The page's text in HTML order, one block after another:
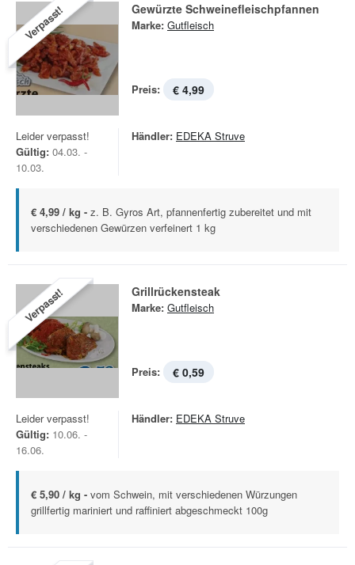
Verpasst! Gewürzte Schweinefleischpfannen
Marke: Gutfleisch
Preis: € 4,99
Leider verpasst!
Gültig: 04.03. -
10.03.
Händler: EDEKA Struve
€ 4,99 / kg - z. B. Gyros Art, pfannenfertig zubereitet und mit
verschiedenen Gewürzen verfeinert 1 kg
Verpasst! Grillrückensteak
Marke: Gutfleisch
Preis: € 0,59
Leider verpasst!
Gültig: 10.06. -
16.06.
Händler: EDEKA Struve
€ 5,90 / kg - vom Schwein, mit verschiedenen Würzungen
grillfertig mariniert und raffiniert abgeschmeckt 100g